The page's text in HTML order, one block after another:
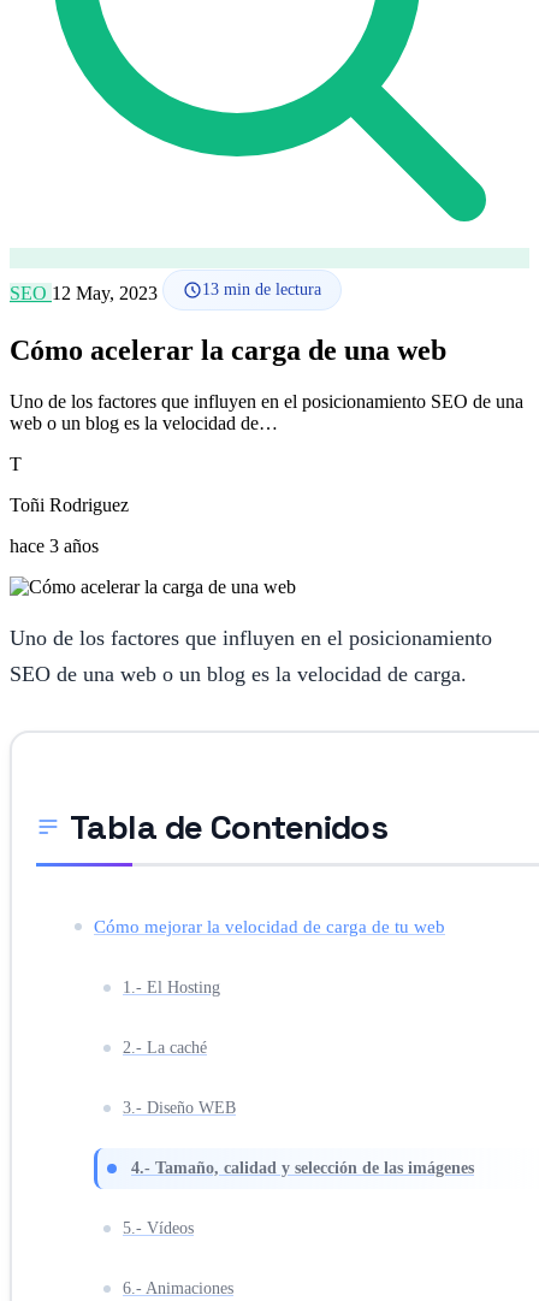
Acceder
SEO 12 May, 2023 13 min de lectura
Cómo acelerar la carga de una web
Uno de los factores que influyen en el posicionamiento SEO de una
web o un blog es la velocidad de…
T
Toñi Rodriguez
hace 3 años
Uno de los factores que influyen en el posicionamiento
SEO de una web o un blog es la velocidad de carga.
Tabla de Contenidos
Cómo mejorar la velocidad de carga de tu web
1.- El Hosting
2.- La caché
3.- Diseño WEB
4.- Tamaño, calidad y selección de las imágenes
5.- Vídeos
6.- Animaciones